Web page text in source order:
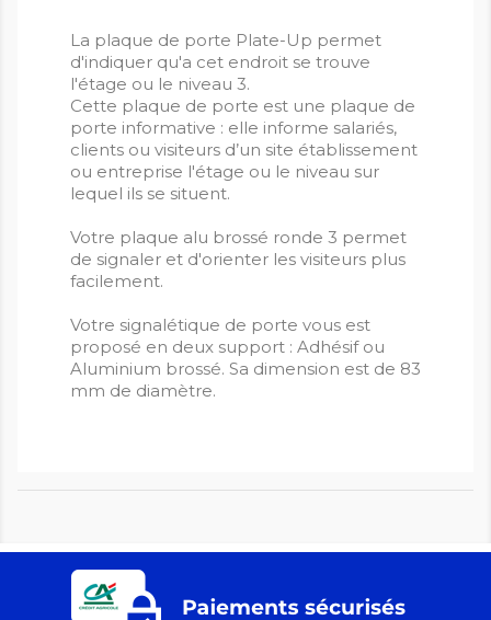
La plaque de porte Plate-Up permet
d'indiquer qu'a cet endroit se trouve
l'étage ou le niveau 3.
Cette plaque de porte est une plaque de
porte informative : elle informe salariés,
clients ou visiteurs d’un site établissement
ou entreprise l'étage ou le niveau sur
lequel ils se situent.
Votre plaque alu brossé ronde 3 permet
de signaler et d'orienter les visiteurs plus
facilement.
Votre signalétique de porte vous est
proposé en deux support : Adhésif ou
Aluminium brossé. Sa dimension est de 83
mm de diamètre.